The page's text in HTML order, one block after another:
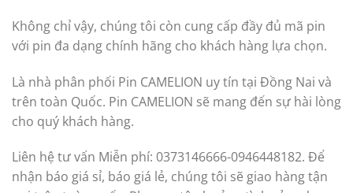
Không chỉ vậy, chúng tôi còn cung cấp đầy đủ mã pin
với pin đa dạng chính hãng cho khách hàng lựa chọn.
Là nhà phân phối Pin CAMELION uy tín tại Đồng Nai và
trên toàn Quốc. Pin CAMELION sẽ mang đến sự hài lòng
cho quý khách hàng.
Liên hệ tư vấn Miễn phí: 0373146666-0946448182. Để
nhận báo giá sỉ, báo giá lẻ, chúng tôi sẽ giao hàng tận